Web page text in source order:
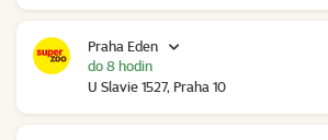
Praha Eden
U Slavie 1527, Praha 10
do 8 hodin